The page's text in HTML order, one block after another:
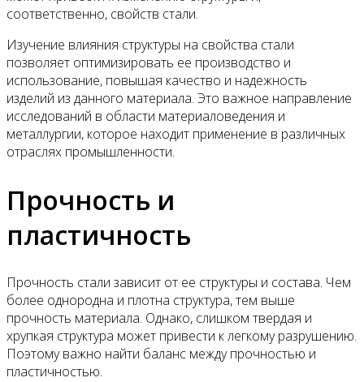
соответственно, свойств стали.
Изучение влияния структуры на свойства стали
позволяет оптимизировать ее производство и
использование, повышая качество и надежность
изделий из данного материала. Это важное направление
исследований в области материаловедения и
металлургии, которое находит применение в различных
отраслях промышленности.
Прочность и
пластичность
Прочность стали зависит от ее структуры и состава. Чем
более однородна и плотна структура, тем выше
прочность материала. Однако, слишком твердая и
хрупкая структура может привести к легкому разрушению.
Поэтому важно найти баланс между прочностью и
пластичностью.